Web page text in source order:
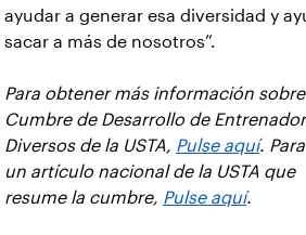
ayudar a generar esa diversidad y
sacar a más de nosotros”.
Para obtener más información
Cumbre de Desarrollo de
Diversos de la USTA, Pulse aquí.
un artículo nacional de la USTA que
resume la cumbre, Pulse aquí.